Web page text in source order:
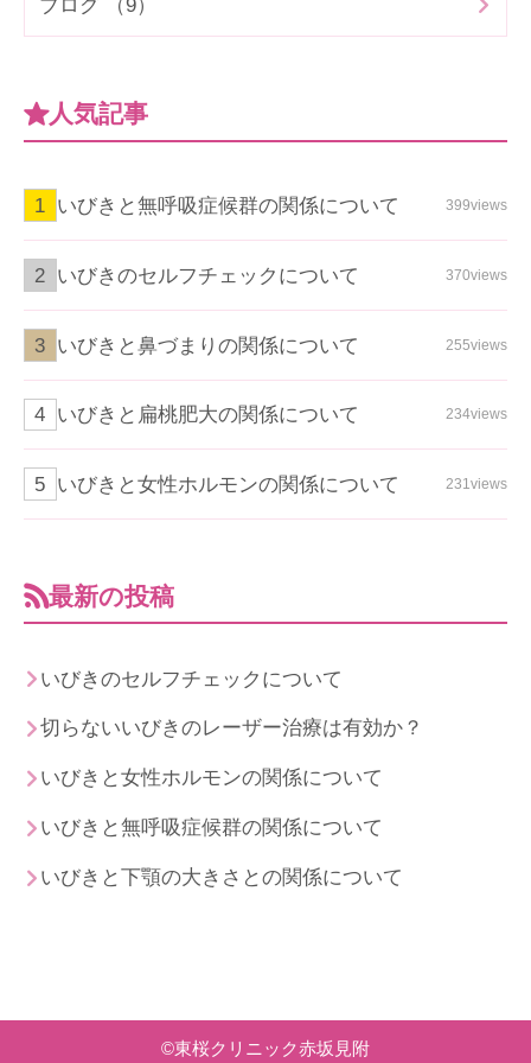
人気記事
いびきと無呼吸症候群の関係について 399views
いびきのセルフチェックについて 370views
いびきと鼻づまりの関係について 255views
いびきと扁桃肥大の関係について 234views
いびきと女性ホルモンの関係について 231views
最新の投稿
いびきのセルフチェックについて
切らないいびきのレーザー治療は有効か？
いびきと女性ホルモンの関係について
いびきと無呼吸症候群の関係について
いびきと下顎の大きさとの関係について
©東桜クリニック赤坂見附